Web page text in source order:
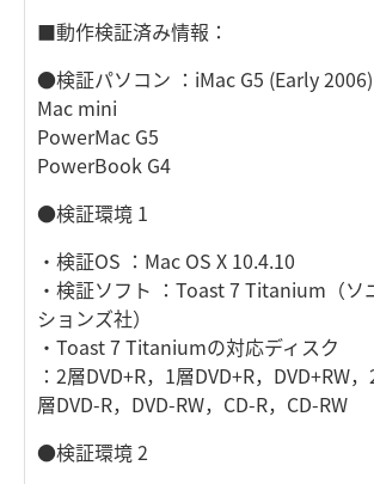
■動作検証済み情報：
●検証パソコン ：iMac G5 (Early 2006)
Mac mini
PowerMac G5
PowerBook G4
●検証環境 1
・検証OS ：Mac OS X 10.4.10
・検証ソフト ：Toast 7 Titanium（ソ
ションズ社）
・Toast 7 Titaniumの対応ディスク
：2層DVD+R，1層DVD+R，DVD+RW
層DVD-R，DVD-RW，CD-R，CD-RW
●検証環境 2